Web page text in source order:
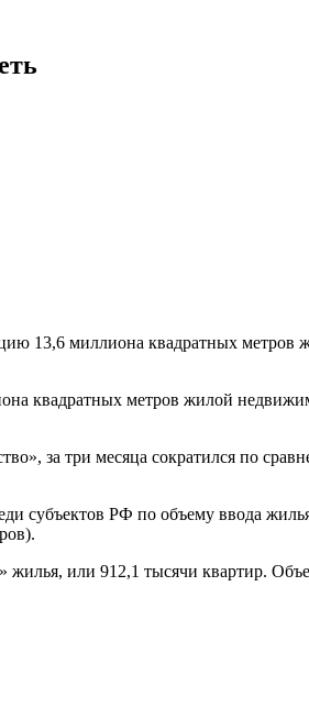
13,6 миллиона квадратных метров
квадратных метров жилой
за три месяца сократился по
субъектов РФ по объему ввода
или 912,1 тысячи квартир.